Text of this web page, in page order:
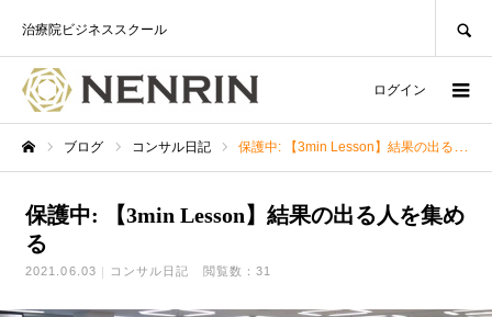
治療院ビジネススクール
ログイン
ブログ コンサル日記 保護中: 【3min Lesson】結果の出る人を集める
保護中: 【3min Lesson】結果の出る人を集め
る
2021.06.03 コンサル日記 閲覧数：31